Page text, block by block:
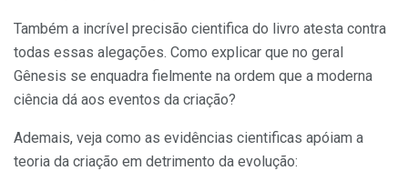
Também a incrível precisão cientifica do livro atesta contra
todas essas alegações. Como explicar que no geral
Gênesis se enquadra fielmente na ordem que a moderna
ciência dá aos eventos da criação?
Ademais, veja como as evidências cientificas apóiam a
teoria da criação em detrimento da evolução: